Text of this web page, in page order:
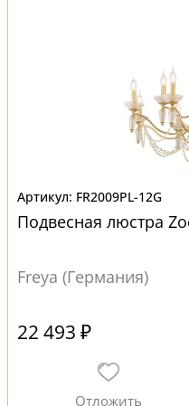
FR2009PL-12G
Подвесная люстра
Freya (Германия)
22 493 ₽